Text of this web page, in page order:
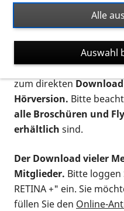
Ort. Nutzen Sie den
nach Flyern und
suchen. Die meisten
verschiedenen
postalischen
zum direktenDownload
Hörversion. Bitte
alle Broschüren und
erhältlich sind.
Der Download vieler
Mitglieder. Bitte loggen
RETINA +" ein. Sie
füllen Sie den Online-
Alle
Auswahl